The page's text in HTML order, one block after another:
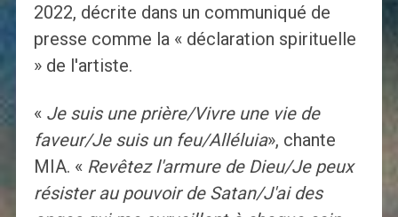
2022, décrite dans un communiqué de
presse comme la « déclaration spirituelle
» de l'artiste.
« Je suis une prière/Vivre une vie de
faveur/Je suis un feu/Alléluia», chante
MIA. « Revêtez l'armure de Dieu/Je peux
résister au pouvoir de Satan/J'ai des